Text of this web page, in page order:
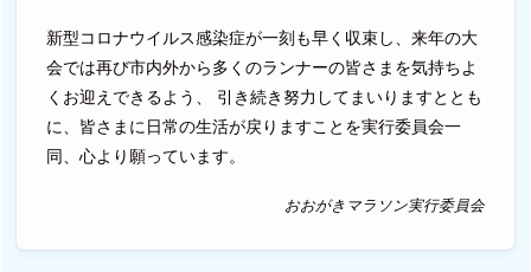
新型コロナウイルス感染症が一刻も早く収束し、来年の大
会では再び市内外から多くのランナーの皆さまを気持ちよ
くお迎えできるよう、 引き続き努力してまいりますととも
に、皆さまに日常の生活が戻りますことを実行委員会一
同、心より願っています。
おおがきマラソン実行委員会